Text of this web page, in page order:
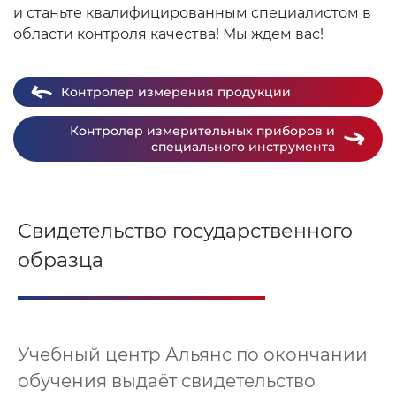
и станьте квалифицированным специалистом в
области контроля качества! Мы ждем вас!
Контролер измерения продукции
Контролер измерительных приборов и
специального инструмента
Свидетельство государственного
образца
Учебный центр Альянс по окончании
обучения выдаёт свидетельство